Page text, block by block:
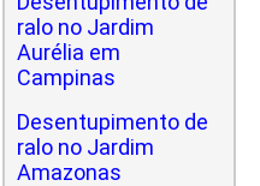
ralo no Jardim
Aurélia em
Campinas
Desentupimento de
ralo no Jardim
Amazonas